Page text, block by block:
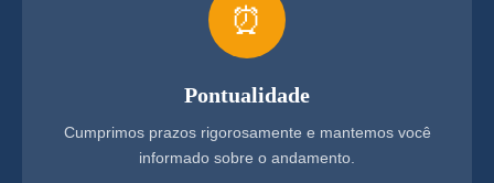
⏰
Pontualidade
Cumprimos prazos rigorosamente e mantemos você
informado sobre o andamento.